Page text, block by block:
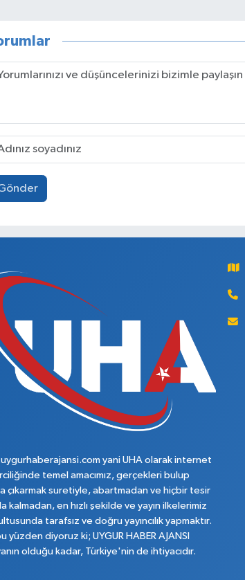
yani UHA olarak internet
temel amacımız, gerçekleri bulup
çıkarmak suretiyle, abartmadan ve hiçbir tesir
kalmadan, en hızlı şekilde ve yayın ilkelerimiz
tarafsız ve doğru yayıncılık yapmaktır.
yüzden diyoruz ki; UYGUR HABER AJANSI
olduğu kadar, Türkiye'nin de ihtiyacıdır.